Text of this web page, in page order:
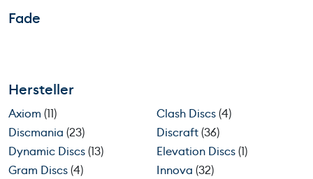
Fade
Hersteller
Axiom (11) Clash Discs(4)
Discmania (23) Discraft(36)
Dynamic Discs(13) Elevation Discs(1)
Gram Discs(4) Innova (32)